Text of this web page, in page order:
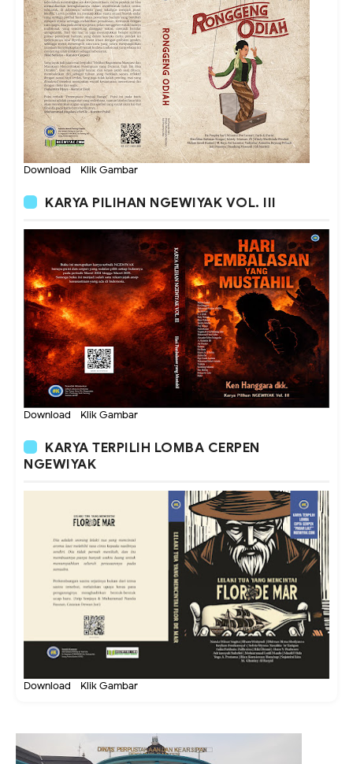
Download - Klik Gambar
KARYA PILIHAN NGEWIYAK VOL. III
Download - Klik Gambar
KARYA TERPILIH LOMBA CERPEN
NGEWIYAK
Download - Klik Gambar